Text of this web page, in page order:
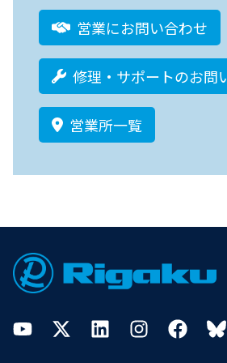
営業にお問い合わせ
修理・サポートのお問
営業所一覧
Footer
YouTubeTwitterLinkedInInstagramFacebook